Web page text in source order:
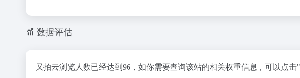
数据评估
又拍云浏览人数已经达到96，如你需要查询该站的相关权重信息，可以点击"